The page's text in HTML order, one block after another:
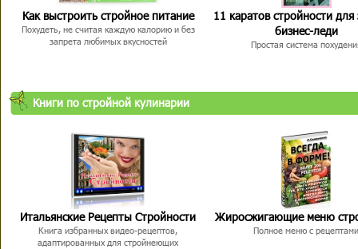
Как выстроить стройное питание
Похудеть, не считая каждую калорию и без
запрета любимых вкусностей
11 каратов стройности для
бизнес-леди
Простая система
Книги по стройной кулинарии
Итальянские Рецепты Стройности
Книга избранных видео-рецептов,
адаптированных для стройнеющих
Жиросжигающие меню
Полное меню с рецептами